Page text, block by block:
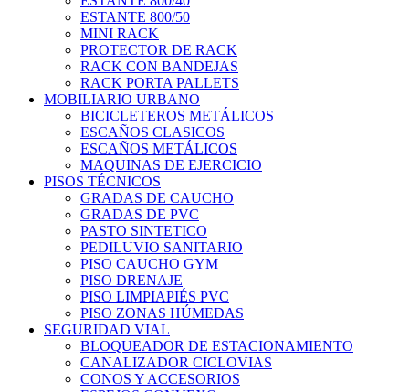
ESTANTE 800/50
MINI RACK
PROTECTOR DE RACK
RACK CON BANDEJAS
RACK PORTA PALLETS
MOBILIARIO URBANO
BICICLETEROS METÁLICOS
ESCAÑOS CLASICOS
ESCAÑOS METÁLICOS
MAQUINAS DE EJERCICIO
PISOS TÉCNICOS
GRADAS DE CAUCHO
GRADAS DE PVC
PASTO SINTETICO
PEDILUVIO SANITARIO
PISO CAUCHO GYM
PISO DRENAJE
PISO LIMPIAPIÉS PVC
PISO ZONAS HÚMEDAS
SEGURIDAD VIAL
BLOQUEADOR DE ESTACIONAMIENTO
CANALIZADOR CICLOVIAS
CONOS Y ACCESORIOS